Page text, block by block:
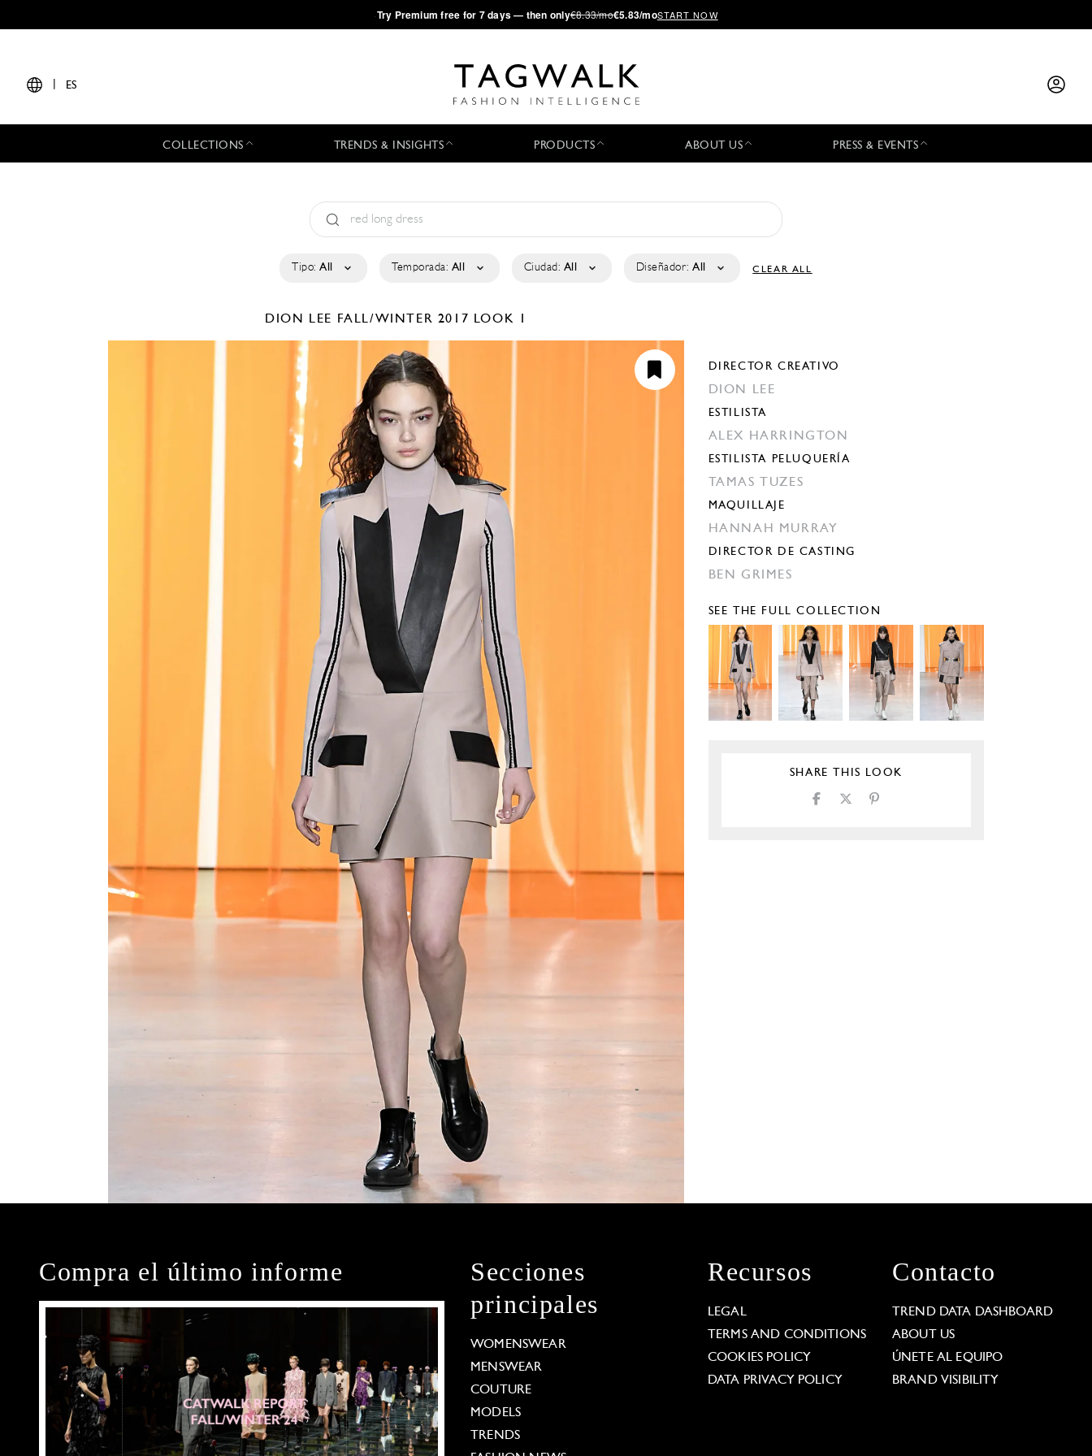
·Try Premium free for 7 days — then only€8.33/mo€5.83/moSTART NOW
ES
COLLECTIONS TRENDS & INSIGHTS PRODUCTS ABOUT US PRESS & EVENTS
Tipo: All Temporada: All Ciudad: All Diseñador: All CLEAR ALL
DION LEE FALL/WINTER 2017 LOOK 1
DIRECTOR CREATIVO
DION LEE
ESTILISTA
ALEX HARRINGTON
ESTILISTA PELUQUERÍA
TAMAS TUZES
MAQUILLAJE
HANNAH MURRAY
DIRECTOR DE CASTING
BEN GRIMES
SEE THE FULL COLLECTION
SHARE THIS LOOK
Compra el último informe
Secciones
principales
WOMENSWEAR
MENSWEAR
COUTURE
MODELS
TRENDS
Recursos
LEGAL
TERMS AND CONDITIONS
COOKIES POLICY
DATA PRIVACY POLICY
Contacto
TREND DATA DASHBOARD
ABOUT US
ÚNETE AL EQUIPO
BRAND VISIBILITY